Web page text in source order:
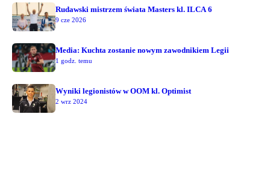
Rudawski mistrzem świata Masters kl. ILCA 6
9 cze 2026
Media: Kuchta zostanie nowym zawodnikiem Legii
1 godz. temu
Wyniki legionistów w OOM kl. Optimist
2 wrz 2024